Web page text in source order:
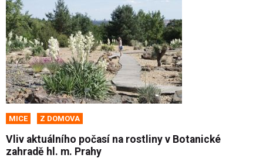
MICE Z DOMOVA
Vliv aktuálního počasí na rostliny v Botanické
zahradě hl. m. Prahy